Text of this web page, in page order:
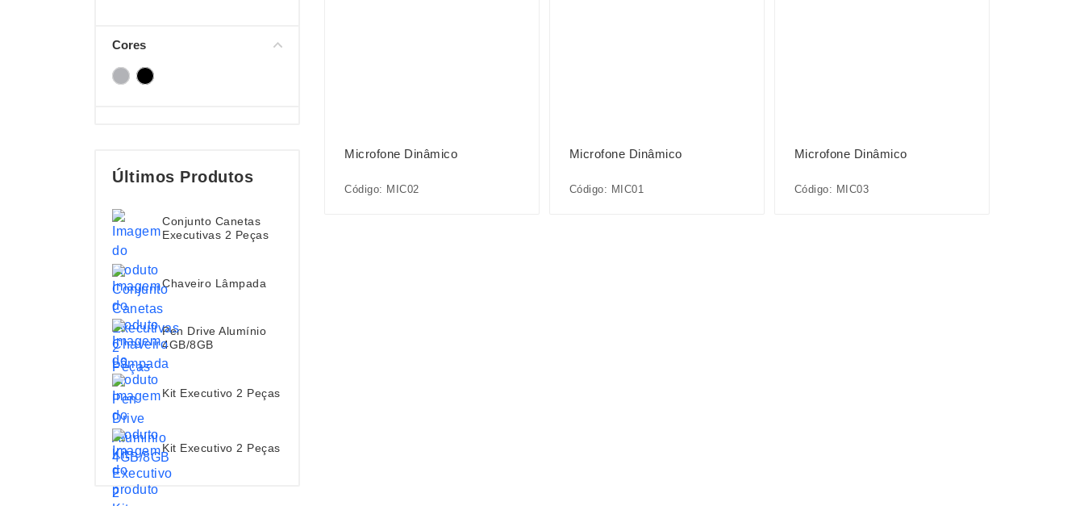
Cores
Últimos Produtos
Conjunto Canetas
Executivas 2 Peças
Chaveiro Lâmpada
Pen Drive Alumínio
4GB/8GB
Kit Executivo 2 Peças
Kit Executivo 2 Peças
Microfone Dinâmico
Código: MIC02
Microfone Dinâmico
Código: MIC01
Microfone Dinâmico
Código: MIC03